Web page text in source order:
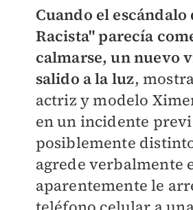
Cuando el escándalo
Racista" parecía
calmarse, un nuevo
salido a la luz,
actriz y modelo
en un incidente
posiblemente
agrede verbalmente
aparentemente le